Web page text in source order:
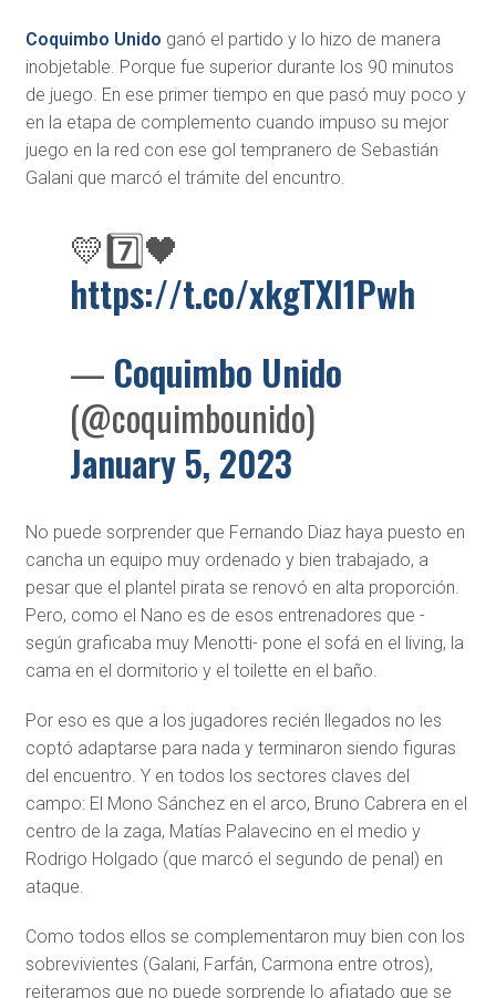
Coquimbo Unido ganó el partido y lo hizo de manera
inobjetable. Porque fue superior durante los 90 minutos
de juego. En ese primer tiempo en que pasó muy poco y
en la etapa de complemento cuando impuso su mejor
juego en la red con ese gol tempranero de Sebastián
Galani que marcó el trámite del encuntro.
💛7️⃣🖤
https://t.co/xkgTXI1Pwh
— Coquimbo Unido
(@coquimbounido)
January 5, 2023
No puede sorprender que Fernando Diaz haya puesto en
cancha un equipo muy ordenado y bien trabajado, a
pesar que el plantel pirata se renovó en alta proporción.
Pero, como el Nano es de esos entrenadores que -
según graficaba muy Menotti- pone el sofá en el living, la
cama en el dormitorio y el toilette en el baño.
Por eso es que a los jugadores recién llegados no les
coptó adaptarse para nada y terminaron siendo figuras
del encuentro. Y en todos los sectores claves del
campo: El Mono Sánchez en el arco, Bruno Cabrera en el
centro de la zaga, Matías Palavecino en el medio y
Rodrigo Holgado (que marcó el segundo de penal) en
ataque.
Como todos ellos se complementaron muy bien con los
sobrevivientes (Galani, Farfán, Carmona entre otros),
reiteramos que no puede sorprende lo afiatado que se